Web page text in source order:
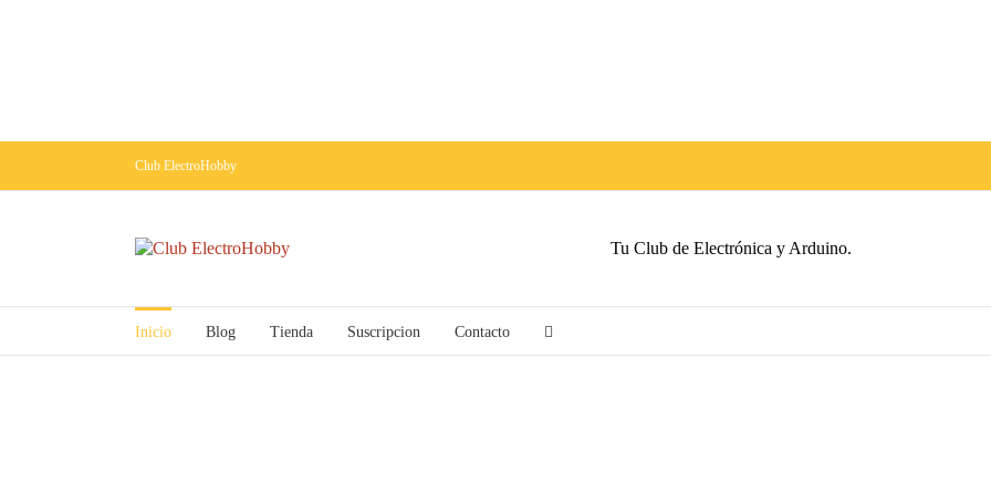
Club ElectroHobby
Tu Club de Electrónica y Arduino.
Inicio Blog Tienda Suscripcion Contacto